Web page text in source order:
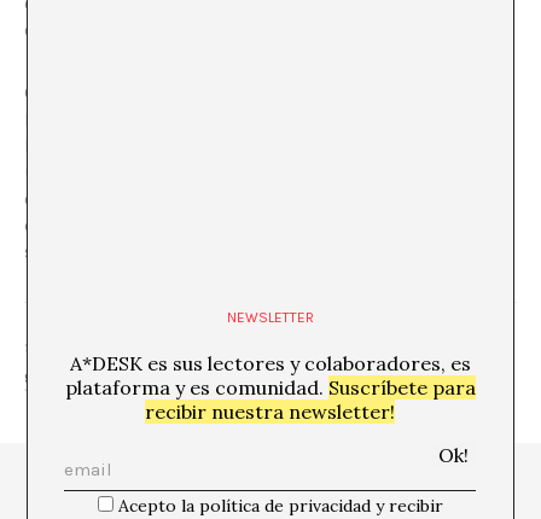
en Múnich.
Cuando Roswitha Mueller vuelve a entrevistar a Valie
Export para el libro “Valie Export/Fragments of the
Imagination” de 1994, la artista niega que nunca fuese a
un cine porno con unos pantalones recortados en la
entrepierna y un arma, que su presencia en un teatro o
en un cine porno forma parte de las historias apócrifas
sobre «Genital Panik».
SHARE
NEWSLETTER
A*DESK es sus lectores y colaboradores, es
plataforma y es comunidad. Suscríbete para
recibir nuestra newsletter!
Acepto la política de privacidad y recibir